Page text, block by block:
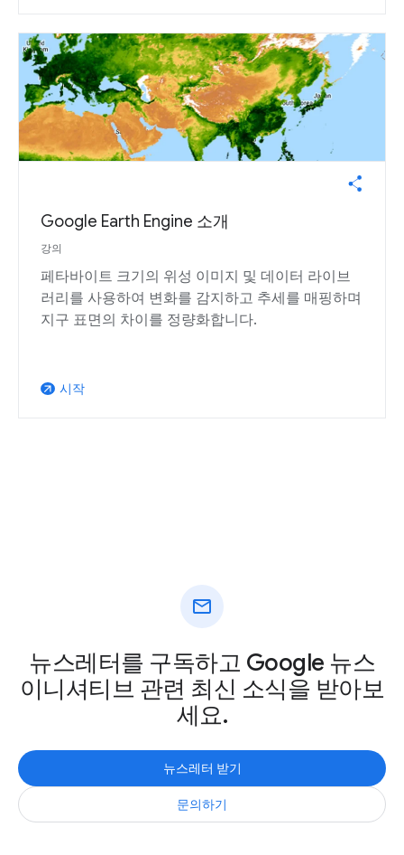
Google Earth Engine 소개
강의
페타바이트 크기의 위성 이미지 및 데이터 라이브
러리를 사용하여 변화를 감지하고 추세를 매핑하며
지구 표면의 차이를 정량화합니다.
arrow_outward 시작
mail
뉴스레터를 구독하고 Google 뉴스
이니셔티브 관련 최신 소식을 받아보
세요.
뉴스레터 받기
문의하기